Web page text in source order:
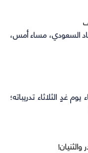
السعودي، مساء أمس،
غدٍ الثلاثاء تدريباته؛